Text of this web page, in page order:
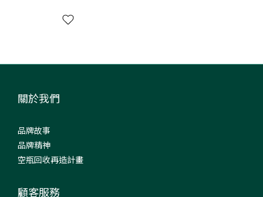
關於我們
品牌故事
品牌精神
空瓶回收再造計畫
顧客服務